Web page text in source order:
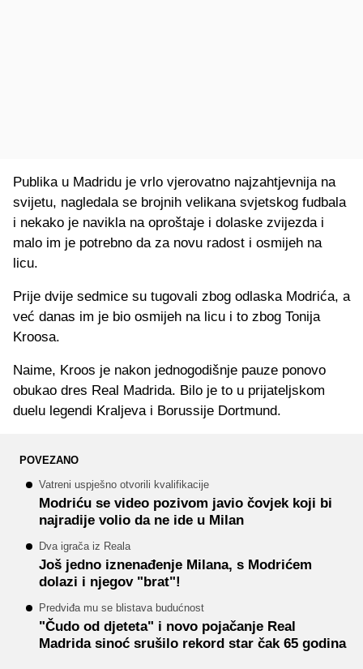
Publika u Madridu je vrlo vjerovatno najzahtjevnija na
svijetu, nagledala se brojnih velikana svjetskog fudbala
i nekako je navikla na oproštaje i dolaske zvijezda i
malo im je potrebno da za novu radost i osmijeh na
licu.
Prije dvije sedmice su tugovali zbog odlaska Modrića, a
već danas im je bio osmijeh na licu i to zbog Tonija
Kroosa.
Naime, Kroos je nakon jednogodišnje pauze ponovo
obukao dres Real Madrida. Bilo je to u prijateljskom
duelu legendi Kraljeva i Borussije Dortmund.
POVEZANO
Vatreni uspješno otvorili kvalifikacije
Modriću se video pozivom javio čovjek koji bi
najradije volio da ne ide u Milan
Dva igrača iz Reala
Još jedno iznenađenje Milana, s Modrićem
dolazi i njegov "brat"!
Predviđa mu se blistava budućnost
"Čudo od djeteta" i novo pojačanje Real
Madrida sinoć srušilo rekord star čak 65 godina